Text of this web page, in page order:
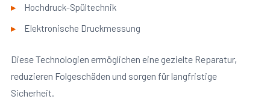
Hochdruck-Spültechnik
Elektronische Druckmessung
Diese Technologien ermöglichen eine gezielte Reparatur,
reduzieren Folgeschäden und sorgen für langfristige
Sicherheit.